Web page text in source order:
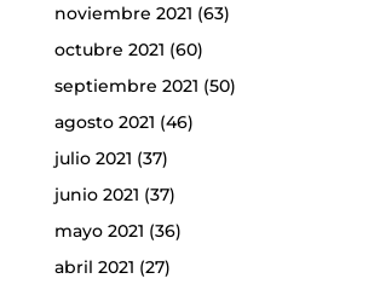
noviembre 2021 (63)
octubre 2021 (60)
septiembre 2021 (50)
agosto 2021 (46)
julio 2021 (37)
junio 2021 (37)
mayo 2021 (36)
abril 2021 (27)